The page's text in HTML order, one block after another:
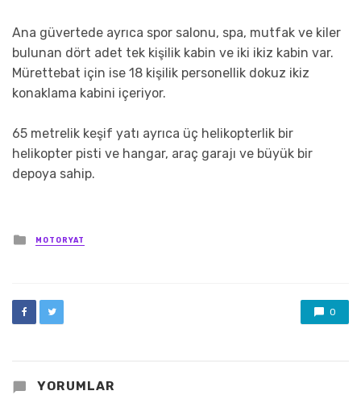
Ana güvertede ayrıca spor salonu, spa, mutfak ve kiler
bulunan dört adet tek kişilik kabin ve iki ikiz kabin var.
Mürettebat için ise 18 kişilik personellik dokuz ikiz
konaklama kabini içeriyor.
65 metrelik keşif yatı ayrıca üç helikopterlik bir
helikopter pisti ve hangar, araç garajı ve büyük bir
depoya sahip.
Posted
in
MOTORYAT
0
YORUMLAR